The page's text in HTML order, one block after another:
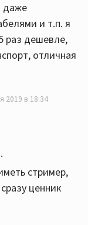
даже
и т.п. я
раз дешевле,
отличная
2019 в 18:34
стример,
ценник